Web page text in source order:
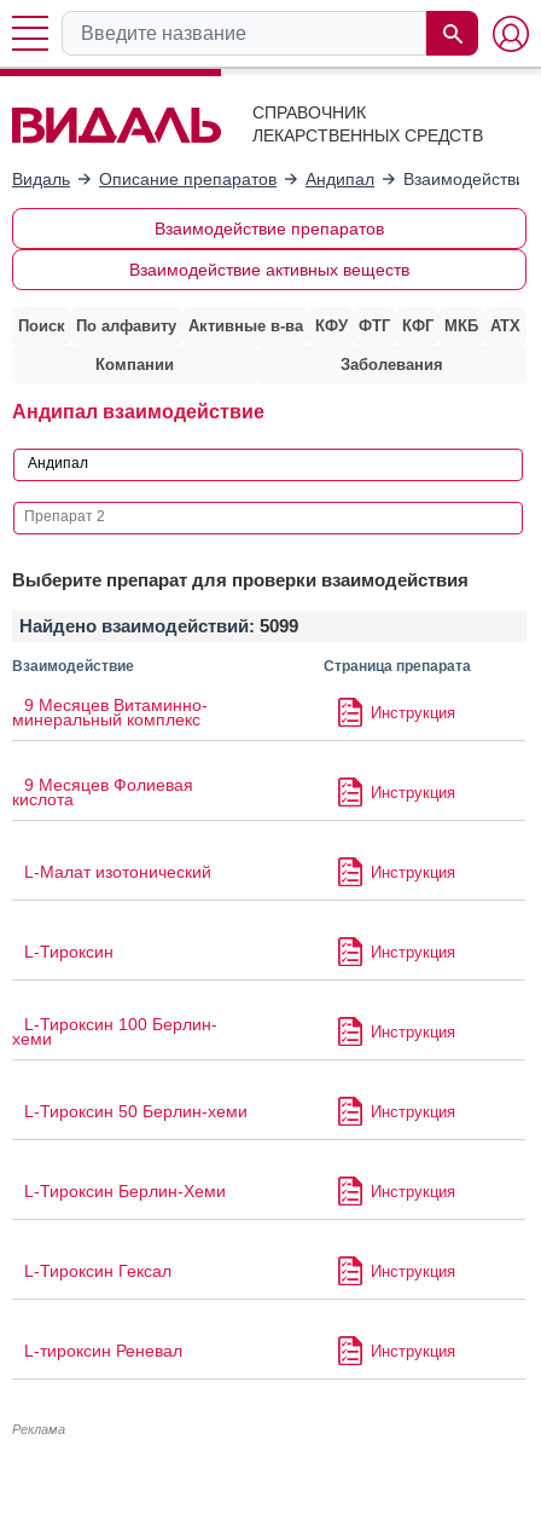
СПРАВОЧНИК
ЛЕКАРСТВЕННЫХ СРЕДСТВ
Видаль Описание препаратов Андипал
Взаимодействие препаратов
Взаимодействие активных веществ
Поиск По алфавиту Активные в-ва КФУ ФТГ КФГ МКБ АТХ
Компании Заболевания
Андипал взаимодействие
Выберите препарат для проверки взаимодействия
Найдено взаимодействий: 5099
Взаимодействие Страница препарата
9 Месяцев Витаминно-
минеральный комплекс Инструкция
9 Месяцев Фолиевая
кислота Инструкция
L-Малат изотонический Инструкция
L-Тироксин Инструкция
L-Тироксин 100 Берлин-
хеми Инструкция
L-Тироксин 50 Берлин-хеми Инструкция
L-Тироксин Берлин-Хеми Инструкция
L-Тироксин Гексал Инструкция
L-тироксин Реневал Инструкция
Реклама